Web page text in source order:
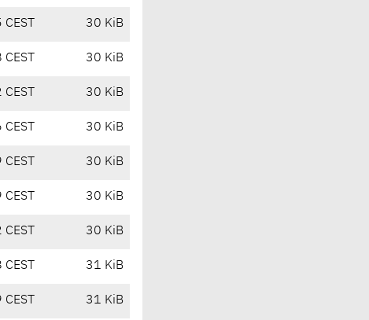
30 KiB
30 KiB
30 KiB
30 KiB
30 KiB
30 KiB
30 KiB
31 KiB
31 KiB